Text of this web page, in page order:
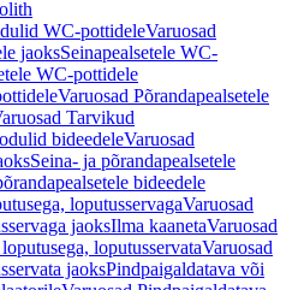
WC-pottideleVaruosad
jaoksSeinapealsetele WC-
WC-pottidele
Varuosad Põrandapealsetele
Tarvikud
bideedeleVaruosad
Seina- ja põrandapealsetele
bideedele
loputusservagaVaruosad
jaoksIlma kaanetaVaruosad
loputusservataVaruosad
jaoksPindpaigaldatava või